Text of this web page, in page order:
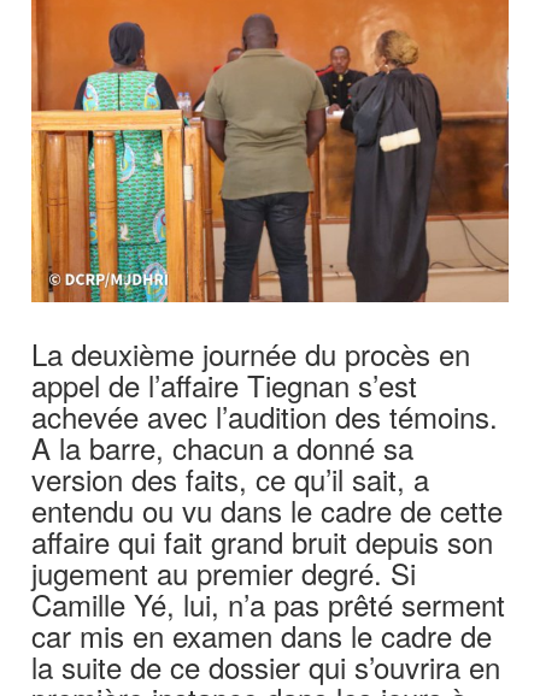
La deuxième journée du procès en
appel de l’affaire Tiegnan s’est
achevée avec l’audition des témoins.
A la barre, chacun a donné sa
version des faits, ce qu’il sait, a
entendu ou vu dans le cadre de cette
affaire qui fait grand bruit depuis son
jugement au premier degré. Si
Camille Yé, lui, n’a pas prêté serment
car mis en examen dans le cadre de
la suite de ce dossier qui s’ouvrira en